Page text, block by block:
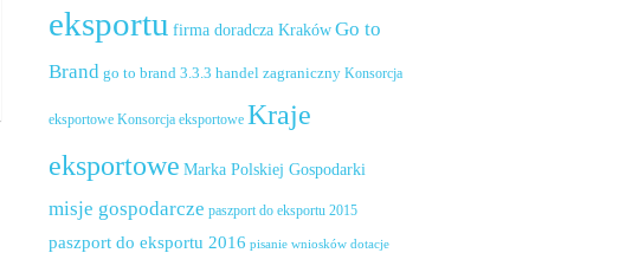
eksportu firma doradcza KrakówGo to
Brand go to brand 3.3.3 handel zagraniczny Konsorcja
eksportowe Konsorcja eksportowe Kraje
eksportowe Marka Polskiej Gospodarki
misje gospodarcze paszport do eksportu 2015
paszport do eksportu 2016 pisanie wniosków dotacje